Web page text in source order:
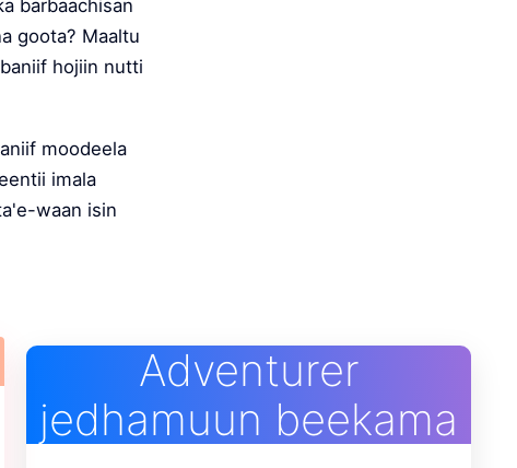
barbaachisan
goota? Maaltu
hojiin nutti
moodeela
imala
waan isin
Adventurer
jedhamuun beekama